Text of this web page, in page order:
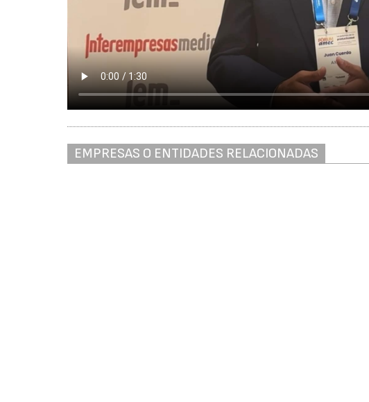
EMPRESAS O ENTIDADES RELACIONADAS